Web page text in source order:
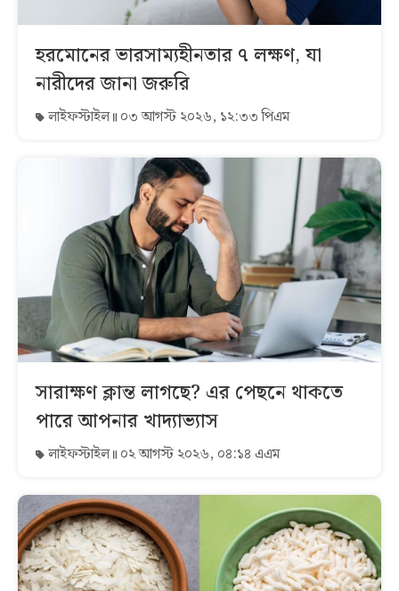
হরমোনের ভারসাম্যহীনতার ৭ লক্ষণ, যা
নারীদের জানা জরুরি
লাইফস্টাইল ০৩ আগস্ট ২০২৬, ১২:৩৩ পিএম
সারাক্ষণ ক্লান্ত লাগছে? এর পেছনে থাকতে
পারে আপনার খাদ্যাভ্যাস
লাইফস্টাইল ০২ আগস্ট ২০২৬, ০৪:১৪ এএম